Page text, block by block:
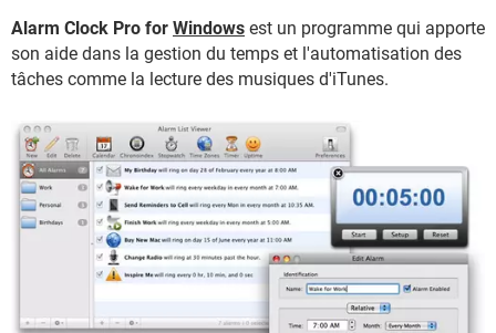
Alarm Clock Pro for Windows est un programme qui apporte
son aide dans la gestion du temps et l'automatisation des
tâches comme la lecture des musiques d'iTunes.